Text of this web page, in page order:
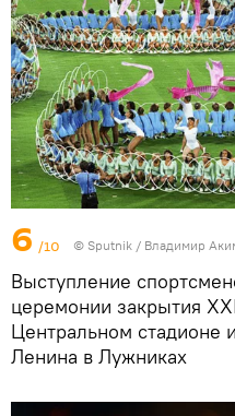
6 /10 © Sputnik / Владимир
Выступление
церемонии закрытия
Центральном стадионе
Ленина в Лужниках